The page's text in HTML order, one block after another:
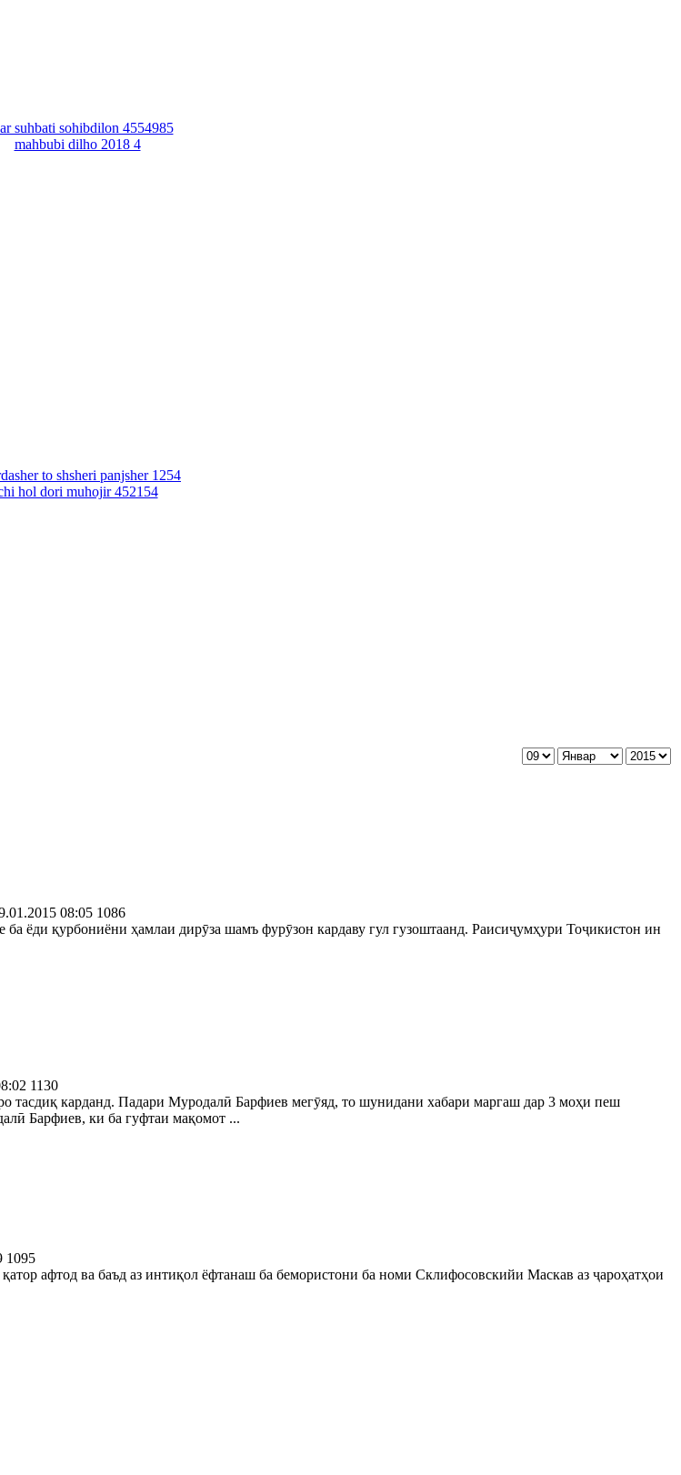
08:05 1086
ёди қурбониёни ҳамлаи дирӯза шамъ фурӯзон кардаву гул гузоштаанд. Раисиҷумҳури Тоҷикистон ин
1130
тасдиқ карданд. Падари Муродалӣ Барфиев мегӯяд, то шунидани хабари маргаш дар 3 моҳи пеш
Барфиев, ки ба гуфтаи мақомот ...
1095
афтод ва баъд аз интиқол ёфтанаш ба бемористони ба номи Склифосовскийи Маскав аз ҷароҳатҳои